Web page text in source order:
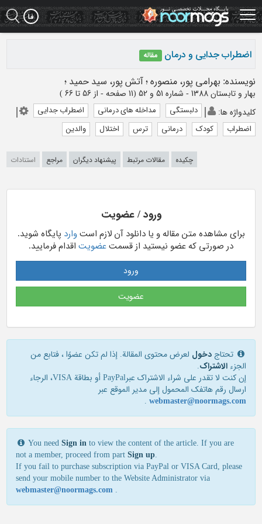
Skip
to
main
اضطراب جدایی و درمان مقاله
نویسنده: بهرامی پور، منصوره ؛ آتش پور، سید حمید ؛
بهار و تابستان 1388 - شماره 51 و 52 (‎11 صفحه - از 56 تا 66 )
کلیدواژه ها: دلبستگی مداخله های درمانی اضطراب جدایی
اضطراب کودک درمانی ترس اختلال والدین
چکیده مقالات مرتبط پیشنهاد دیگران مراجع استنادات
ورود / عضویت
برای مشاهده متن مقاله و یا دانلود آن لازم استوارد پایگاه شوید.
در صورتی که عضو نیستید از قسمت عضویت اقدام فرمایید.
ورود
عضویت
تحتاج دخول لعرض محتوى المقالة. إذا لم تكن عضوًا ، فتابع من
الجزء الاشتراک.
إن كنت لا تقدر علی شراء الاشتراك عبرPayPal أو بطاقة VISA، الرجاء
ارسال رقم هاتفك المحمول إلی مدير الموقع عبر
webmaster@noormags.com
.
You need Sign in to view the content of the article. If you are
not a member, proceed from part Sign up.
If you fail to purchase subscription via PayPal or VISA Card, please
send your mobile number to the Website Administrator via
webmaster@noormags.com .